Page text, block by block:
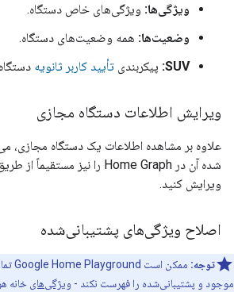
ویژگی‌ها: ویژگی‌های خاص دستگاه.
وضعیت‌ها: همه وضعیت‌های دستگاه.
SUV: پیکربندی تأیید کاربر ثانویه
ویرایش اطلاعات دستگاه مجازی
علاوه بر مشاهده اطلاعات یک دستگاه مجازی،
شده آن در Home Graph را نیز مستقیماً از
ویرایش کنید.
اصلاح ویژگی‌های پشتیبانی‌شده
توجه: ممکن است Google Home Playground
موجود و پشتیبانی‌شده را فهرست نکند - ویژگی‌های خانه